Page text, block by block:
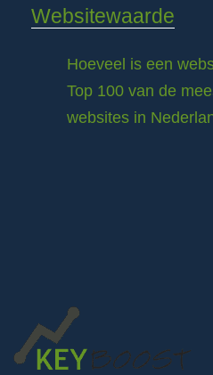
Websitewaarde
Hoeveel is een
Top 100 van de
websites in